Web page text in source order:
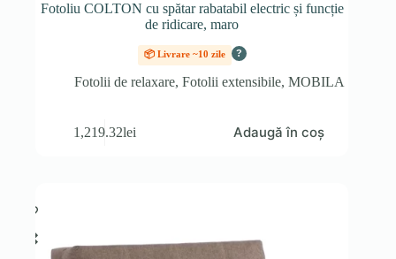
Fotoliu COLTON cu spătar rabatabil electric și funcție
de ridicare, maro
📦 Livrare ~10 zile ?
Fotolii de relaxare,Fotolii extensibile,MOBILA
1,219.32lei Adaugă în coș